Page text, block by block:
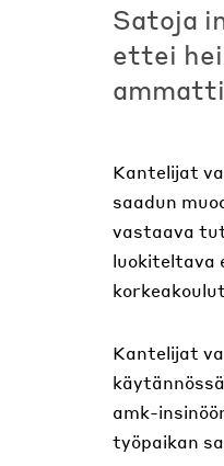
Satoja
ettei
Kantelijat
saadun
vastaava
luokiteltava
Kantelijat
amk-
työpaikan